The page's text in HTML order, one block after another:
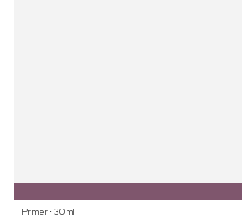
Primer ⋅ 30 ml